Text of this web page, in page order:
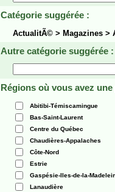
Catégorie suggérée :
ActualitÃ© > Magazines >
Autre catégorie suggérée :
Régions où vous avez
Abitibi-Témiscamingue
Bas-Saint-Laurent
Centre du Québec
Chaudières-Appalaches
Côte-Nord
Estrie
Gaspésie-Iles-de-la-
Lanaudière